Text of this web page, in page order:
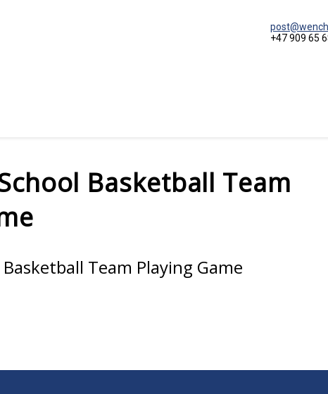
+47 909 65
Basketball Team
Team Playing Game